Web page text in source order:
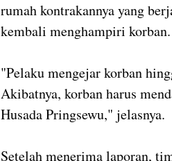
rumah kontrakannya yang
kembali menghampiri korban.
"Pelaku mengejar korban
Akibatnya, korban harus
Husada Pringsewu," jelasnya.
Setelah menerima laporan,